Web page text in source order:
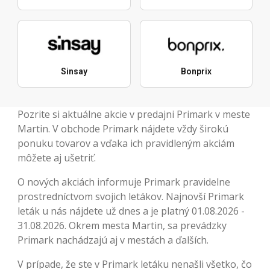
Sinsay Bonprix
Pozrite si aktuálne akcie v predajni Primark v meste
Martin. V obchode Primark nájdete vždy širokú
ponuku tovarov a vďaka ich pravidleným akciám
môžete aj ušetriť.
O nových akciách informuje Primark pravidelne
prostredníctvom svojich letákov. Najnovší Primark
leták u nás nájdete už dnes a je platný 01.08.2026 -
31.08.2026. Okrem mesta Martin, sa prevádzky
Primark nachádzajú aj v mestách a ďalších.
V prípade, že ste v Primark letáku nenašli všetko, čo